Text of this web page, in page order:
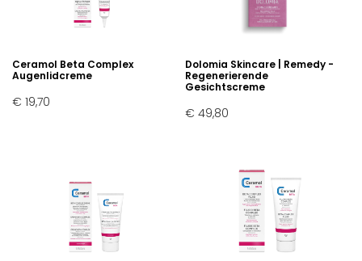
Ceramol Beta Complex
Augenlidcreme
€ 19,70
Dolomia Skincare | Remedy -
Regenerierende
Gesichtscreme
€ 49,80